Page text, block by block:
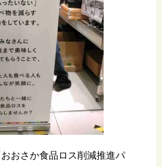
おさか食品ロス削減推進パ